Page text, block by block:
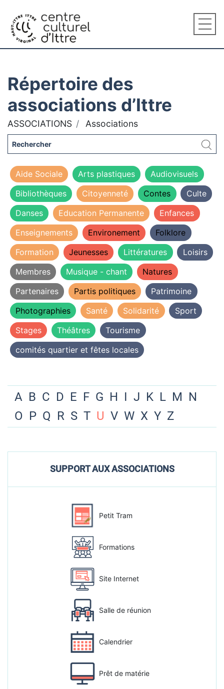
Répertoire des
associations d’Ittre
ASSOCIATIONS Associations
Aide Sociale Arts plastiques
Audiovisuels
Bibliothèques
Citoyenneté Contes
Culte
Danses
Education Permanente
Enfances
Enseignements
Environement
Folklore
Formation
Jeunesses Littératures
Loisirs
Membres
Musique - chant
Natures
Partenaires
Partis politiques
Patrimoine
Photographies
Santé Solidarité
Sport
Stages
Théâtres
Tourisme
comités quartier et fêtes locales
A B C D E F G H I J K L M N
O P Q R S T U V W X Y Z
SUPPORT AUX ASSOCIATIONS
Petit Tram
Formations
Site Internet
Salle de réunion
Calendrier
Prêt de matérie